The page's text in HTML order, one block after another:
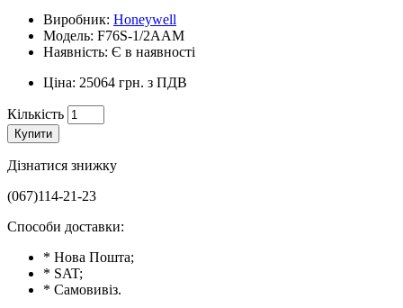
Виробник: Honeywell
Модель: F76S-1/2AAM
Наявність: Є в наявності
Ціна: 25064 грн. з ПДВ
Кількість
Купити
Дізнатися знижку
(067)114-21-23
Способи доставки:
* Нова Пошта;
* SAT;
* Самовивіз.